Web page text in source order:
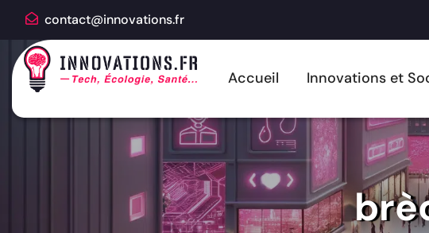
contact@innovations.fr
Accueil Innovations et